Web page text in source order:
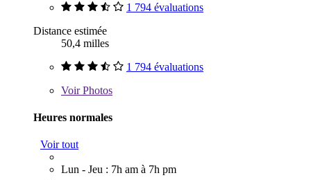
1 794 évaluations
Distance estimée
50,4 milles
1 794 évaluations
VoirPhotos
Heures normales
Voir tout
Lun - Jeu : 7h am à 7h pm